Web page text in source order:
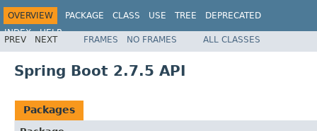
OVERVIEW PACKAGE CLASS USE TREE
DEPRECATED
INDEX
HELP
PREV NEXT FRAMES NO FRAMES ALL CLASSES
Spring Boot 2.7.5 API
Packages